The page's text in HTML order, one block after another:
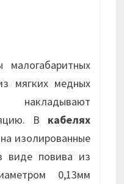
мягких медных
В кабелях
на изолированные
виде повива из
0,13мм